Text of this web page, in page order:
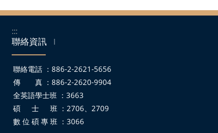
:::
聯絡資訊 ｜
聯絡電話 ：886-2-2621-5656
傳 真 ：886-2-2620-9904
全英語學士班 ：3663
碩 士 班 ：2706、2709
數 位 碩 專 班 ：3066